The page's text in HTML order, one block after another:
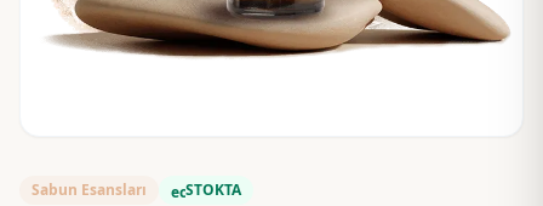
Sabun Esansları ecoSTOKTA